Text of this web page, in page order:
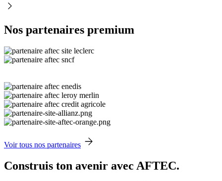
Nos partenaires premium
Voir tous nos partenaires
Construis ton avenir avec AFTEC.